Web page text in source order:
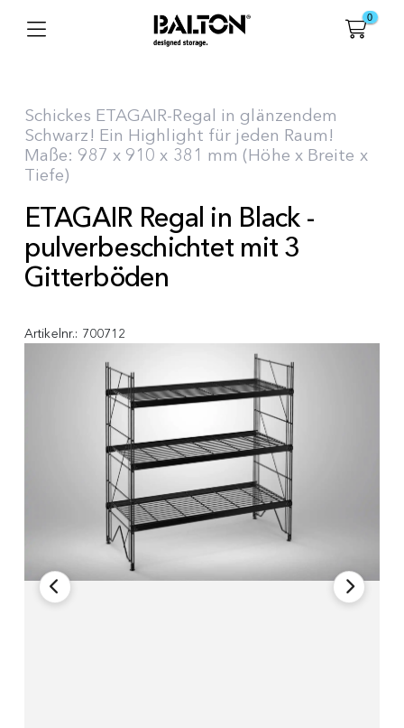
0
Schickes ETAGAIR-Regal in glänzendem
Schwarz! Ein Highlight für jeden Raum!
Maße: 987 x 910 x 381 mm (Höhe x Breite x
Tiefe)
ETAGAIR Regal in Black -
pulverbeschichtet mit 3
Gitterböden
Artikelnr.: 700712